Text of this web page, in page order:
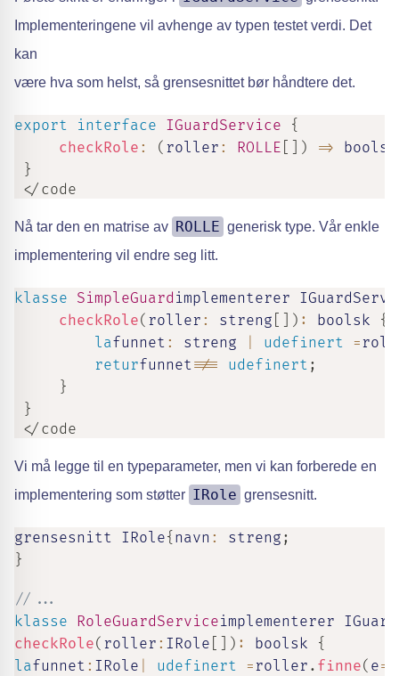
Implementeringene vil avhenge av typen testet verdi. Det
kan
være hva som helst, så grensesnittet bør håndtere det.
export interface IGuardService
{
checkRole : ( roller : ROLLE ) => boolsk
}
</code
Nå tar den en matrise av ROLLE generisk type. Vår enkle
implementering vil endre seg litt.
klasse SimpleGuard implementerer
checkRole( roller : streng ) : boolsk
{
lafunnet : streng udefinert =
returfunnet!== udefinert ;
}
}
</code
Vi må legge til en typeparameter, men vi kan forberede en
implementering som støtter IRole grensesnitt.
grensesnitt IRole{ navn : streng ;
}
//...
klasse RoleGuardServiceimplementerer
checkRole( roller : IRole ) : boolsk
{
lafunnet : IRole udefinert =roller . finne( e=>